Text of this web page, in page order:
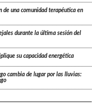
de una comunidad terapéutica en
durante la última sesión del
su capacidad energética
cambia de lugar por las lluvias: